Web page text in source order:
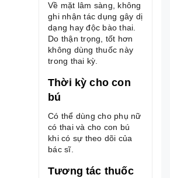
Về mặt lâm sàng, không
ghi nhận tác dụng gây dị
dạng hay độc bào thai.
Do thận trọng, tốt hơn
không dùng thuốc này
trong thai kỳ.
Thời kỳ cho con
bú
Có thể dùng cho phụ nữ
có thai và cho con bú
khi có sự theo dõi của
bác sĩ.
Tương tác thuốc